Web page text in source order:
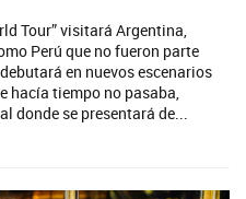
Tour” visitará Argentina,
Perú que no fueron parte
en nuevos escenarios
hacía tiempo no pasaba,
se presentará de...